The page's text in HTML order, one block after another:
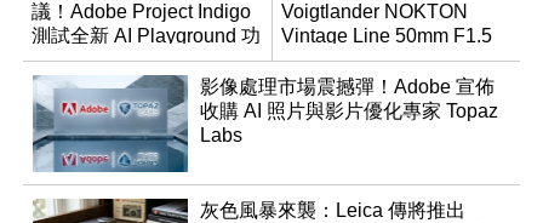
議！Adobe Project Indigo
測試全新 AI Playground 功
能
Voigtlander NOKTON
Vintage Line 50mm F1.5
ASPH II
影像處理市場震撼彈！Adobe 宣佈
收購 AI 照片與影片優化專家 Topaz
Labs
灰色風暴來襲：Leica 傳將推出